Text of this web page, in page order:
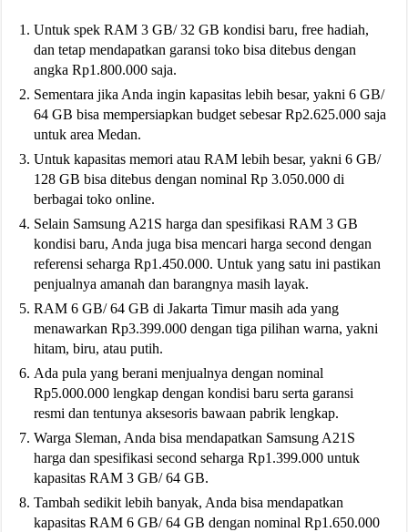
Untuk spek RAM 3 GB/ 32 GB kondisi baru, free hadiah,
dan tetap mendapatkan garansi toko bisa ditebus dengan
angka Rp1.800.000 saja.
Sementara jika Anda ingin kapasitas lebih besar, yakni 6 GB/
64 GB bisa mempersiapkan budget sebesar Rp2.625.000 saja
untuk area Medan.
Untuk kapasitas memori atau RAM lebih besar, yakni 6 GB/
128 GB bisa ditebus dengan nominal Rp 3.050.000 di
berbagai toko online.
Selain Samsung A21S harga dan spesifikasi RAM 3 GB
kondisi baru, Anda juga bisa mencari harga second dengan
referensi seharga Rp1.450.000. Untuk yang satu ini pastikan
penjualnya amanah dan barangnya masih layak.
RAM 6 GB/ 64 GB di Jakarta Timur masih ada yang
menawarkan Rp3.399.000 dengan tiga pilihan warna, yakni
hitam, biru, atau putih.
Ada pula yang berani menjualnya dengan nominal
Rp5.000.000 lengkap dengan kondisi baru serta garansi
resmi dan tentunya aksesoris bawaan pabrik lengkap.
Warga Sleman, Anda bisa mendapatkan Samsung A21S
harga dan spesifikasi second seharga Rp1.399.000 untuk
kapasitas RAM 3 GB/ 64 GB.
Tambah sedikit lebih banyak, Anda bisa mendapatkan
kapasitas RAM 6 GB/ 64 GB dengan nominal Rp1.650.000